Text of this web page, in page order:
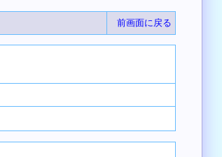
前画面に戻る